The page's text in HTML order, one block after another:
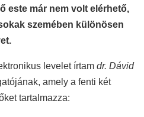
este már nem volt elérhető,
szemében különösen
levelet írtam dr. Dávid
amely a fenti két
tartalmazza: